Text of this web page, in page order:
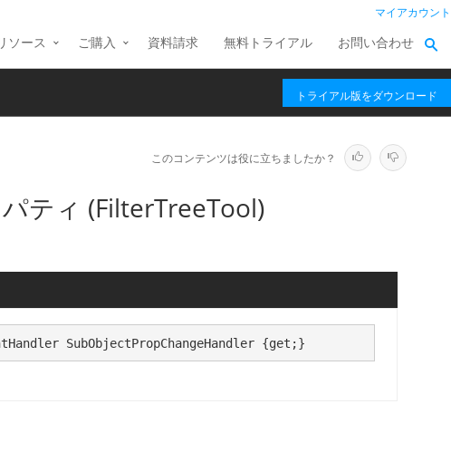
マイアカウント
ソース ご購入 資料請求 無料トライアル お問い合わせ
トライアル版をダウンロード
このコンテンツは役に立ちましたか？
ティ (FilterTreeTool)
SubObjectPropChangeHandler {get;}